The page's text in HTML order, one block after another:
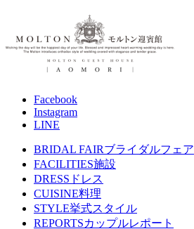
Facebook
Instagram
LINE
BRIDAL FAIRブライダルフェア
FACILITIES施設
DRESS ドレス
CUISINE料理
STYLE挙式スタイル
REPORTSカップルレポート